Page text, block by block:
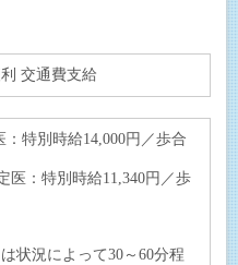
交通費支給
：特別時給14,000円／歩合
特別時給11,340円／歩
状況によって30～60分程